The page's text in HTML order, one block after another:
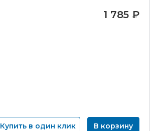
1 785 ₽
Купить в один клик В корзину